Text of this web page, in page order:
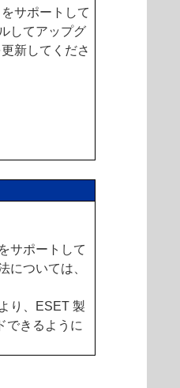
サポートして
してアップグ
新してくださ
サポートして
については、
り、ESET 製
できるように